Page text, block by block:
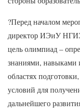
?Перед началом
директор ИЭиУ
цель олимпиад –
знаниями,
областях
условий для
дальнейшего